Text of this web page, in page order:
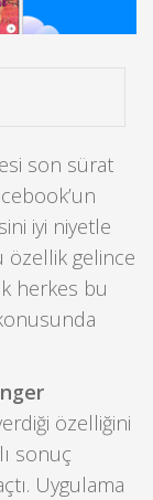
son sürat
iyi niyetle
özellik gelince
herkes bu
özelliğini
sonuç
Uygulama